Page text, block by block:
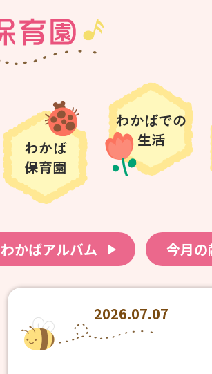
わかばアルバム 今月の
2026.07.07